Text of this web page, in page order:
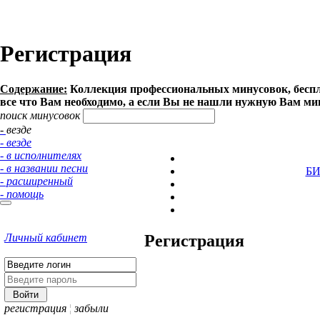
Регистрация
Содержание: Коллекция профессиональных минусовок,
все что Вам необходимо, а если Вы не нашли нужную Вам
поиск минусовок
- везде
- везде
- в исполнителях
- в названии песни
- расширенный
- помощь
Личный кабинет
регистрация ¦ забыли
Регистрация